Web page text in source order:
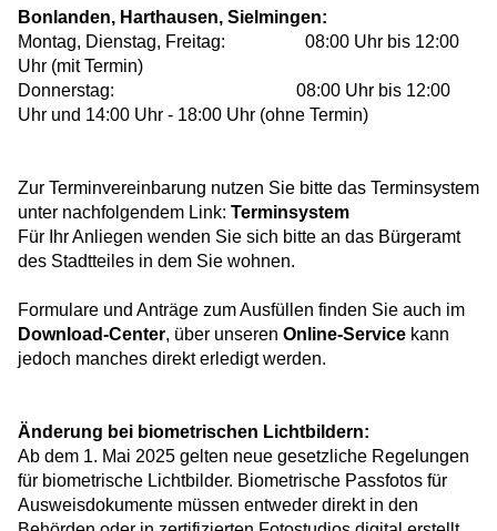
Bonlanden, Harthausen, Sielmingen:
Montag, Dienstag, Freitag: 08:00 Uhr bis 12:00
Uhr (mit Termin)
Donnerstag: 08:00 Uhr bis 12:00
Uhr und 14:00 Uhr - 18:00 Uhr (ohne Termin)
Zur Terminvereinbarung nutzen Sie bitte das Terminsystem
unter nachfolgendem Link: Terminsystem
Für Ihr Anliegen wenden Sie sich bitte an das Bürgeramt
des Stadtteiles in dem Sie wohnen.
Formulare und Anträge zum Ausfüllen finden Sie auch im
Download-Center, über unseren Online-Service kann
jedoch manches direkt erledigt werden.
Änderung bei biometrischen Lichtbildern:
Ab dem 1. Mai 2025 gelten neue gesetzliche Regelungen
für biometrische Lichtbilder. Biometrische Passfotos für
Ausweisdokumente müssen entweder direkt in den